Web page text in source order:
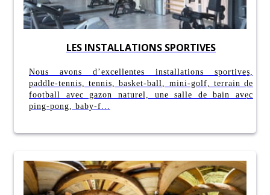
LES INSTALLATIONS SPORTIVES
Nous avons d’excellentes installations sportives,
paddle-tennis, tennis, basket-ball, mini-golf, terrain de
football avec gazon naturel, une salle de bain avec
ping-pong, baby-f...